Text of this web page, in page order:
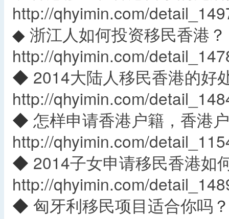
http://qhyimin.com/
◆ 浙江人如何投资移民香港 ？
http://qhyimin.com/
◆ 2014大陆人移民香港的好
http://qhyimin.com/
◆ 怎样申请香港户籍，香港
http://qhyimin.com/
◆ 2014子女申请移民香港如
http://qhyimin.com/
◆ 匈牙利移民项目适合你吗 ？